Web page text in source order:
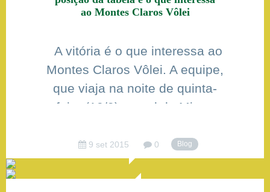
quase 300kg de alimentos que
necessitam de auxílio. A
Secretaria realiza a tarefa de
ao Montes Claros Vôlei
A vitória é o que interessa ao
Montes Claros Vôlei. A equipe,
que viaja na noite de quinta-
feira (10/9) ao sul de Minas
Corações, no sábado (12/9), às
19h, no Pelezão. Completo, o
time de Marcelinho Ramos viaja
9 set 2015 0 Blog